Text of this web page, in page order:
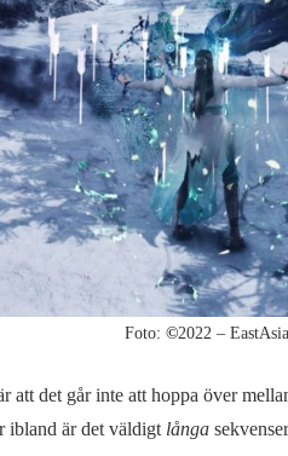
Foto: ©2022 –
att det går inte att hoppa över
ibland är det väldigt långa